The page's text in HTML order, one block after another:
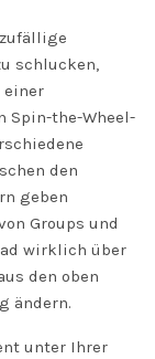
schlucken,
einer
Spin-the-Wheel-
den
geben
Groups und
wirklich über
den oben
ändern.
unter Ihrer